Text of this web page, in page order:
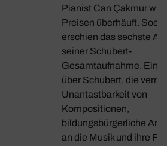
Pianist Can Çakmur
Preisen überhäuft.
erschien das sechste
seiner Schubert-
Gesamtaufnahme. Ein
über Schubert, die
Unantastbarkeit von
Kompositionen,
bildungsbürgerliche
an die Musik und ihre